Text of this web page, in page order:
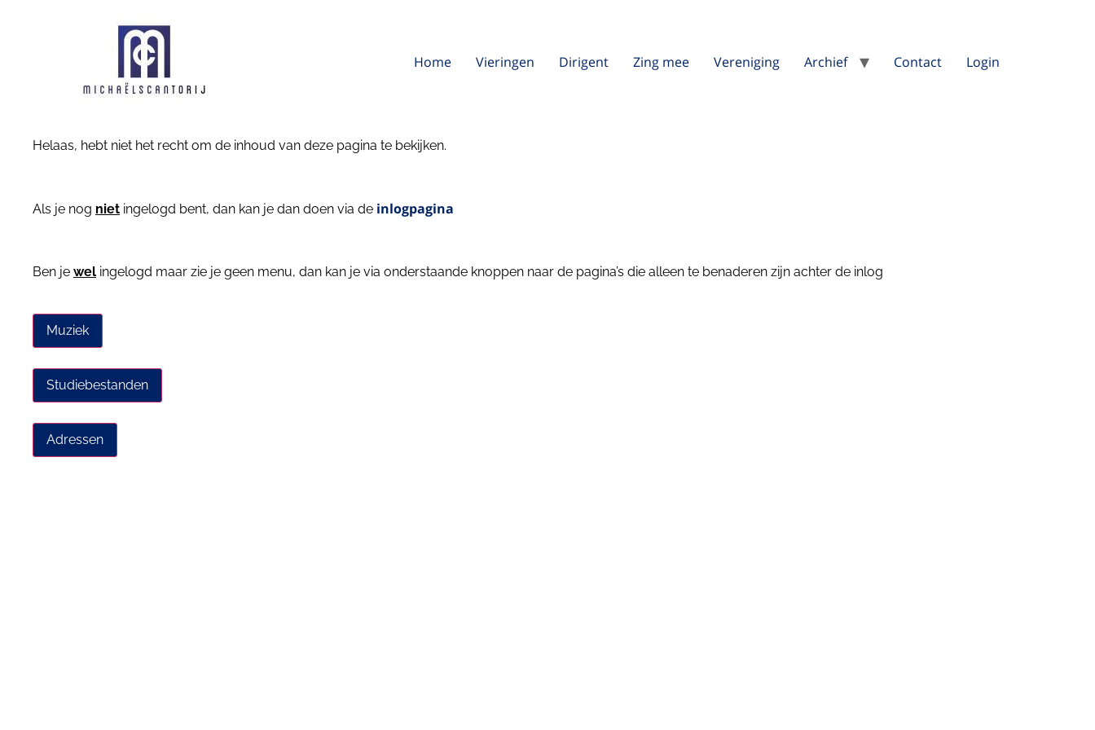
Home Vieringen Dirigent Zing mee Vereniging Archief Contact Login
Helaas, hebt niet het recht om de inhoud van deze pagina te bekijken.
Als je nog niet ingelogd bent, dan kan je dan doen via de inlogpagina
Ben je wel ingelogd maar zie je geen menu, dan kan je via onderstaande knoppen naar de pagina’s die alleen te benaderen zijn achter de inlog
Muziek
Studiebestanden
Adressen